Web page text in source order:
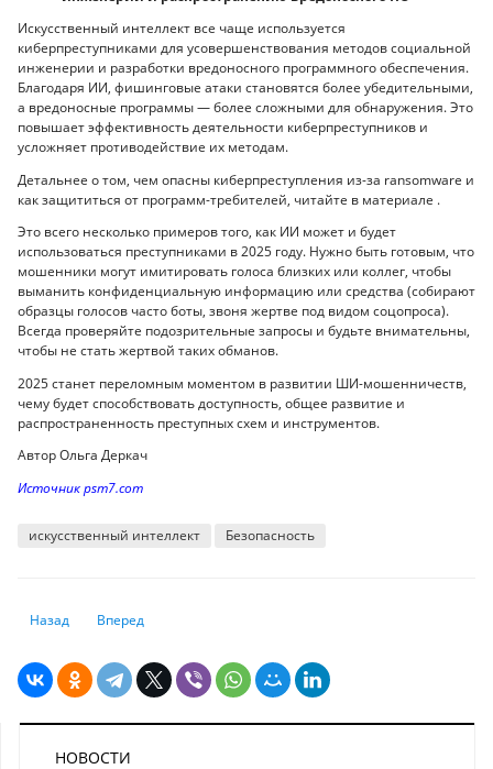
Искусственный интеллект все чаще используется
киберпреступниками для усовершенствования методов социальной
инженерии и разработки вредоносного программного обеспечения.
Благодаря ИИ, фишинговые атаки становятся более убедительными,
а вредоносные программы — более сложными для обнаружения. Это
повышает эффективность деятельности киберпреступников и
усложняет противодействие их методам.
Детальнее о том, чем опасны киберпреступления из-за ransomware и
как защититься от программ-требителей, читайте в материале .
Это всего несколько примеров того, как ИИ может и будет
использоваться преступниками в 2025 году. Нужно быть готовым, что
мошенники могут имитировать голоса близких или коллег, чтобы
выманить конфиденциальную информацию или средства (собирают
образцы голосов часто боты, звоня жертве под видом соцопроса).
Всегда проверяйте подозрительные запросы и будьте внимательны,
чтобы не стать жертвой таких обманов.
2025 станет переломным моментом в развитии ШИ-мошенничеств,
чему будет способствовать доступность, общее развитие и
распространенность преступных схем и инструментов.
Автор Ольга Деркач
Источник psm7.com
искусственный интеллект Безопасность
Предыдущий: Эксперты назвали лучшие умные часы 2024 года: топ, в
Назад Следующий: В Китае начали массовое производство
Вперед
НОВОСТИ